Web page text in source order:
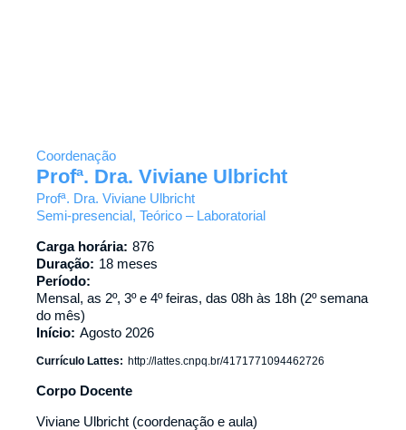
Coordenação
Profª. Dra. Viviane Ulbricht
Profª. Dra. Viviane Ulbricht
Semi-presencial, Teórico – Laboratorial
Carga horária: 876
Duração: 18 meses
Período:
Mensal, as 2º, 3º e 4º feiras, das 08h às 18h (2º semana
do mês)
Início: Agosto 2026
Currículo Lattes: http://lattes.cnpq.br/4171771094462726
Corpo Docente
Viviane Ulbricht (coordenação e aula)